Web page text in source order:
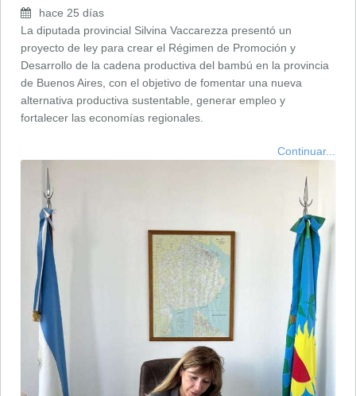
hace 25 días
La diputada provincial Silvina Vaccarezza presentó un
proyecto de ley para crear el Régimen de Promoción y
Desarrollo de la cadena productiva del bambú en la provincia
de Buenos Aires, con el objetivo de fomentar una nueva
alternativa productiva sustentable, generar empleo y
fortalecer las economías regionales.
Continuar...